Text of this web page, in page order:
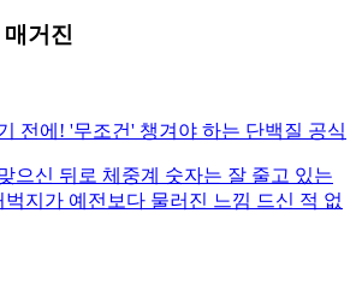
거진
전에! '무조건' 챙겨야 하는 단백질 공식
으신 뒤로 체중계 숫자는 잘 줄고 있는
지가 예전보다 물러진 느낌 드신 적 없